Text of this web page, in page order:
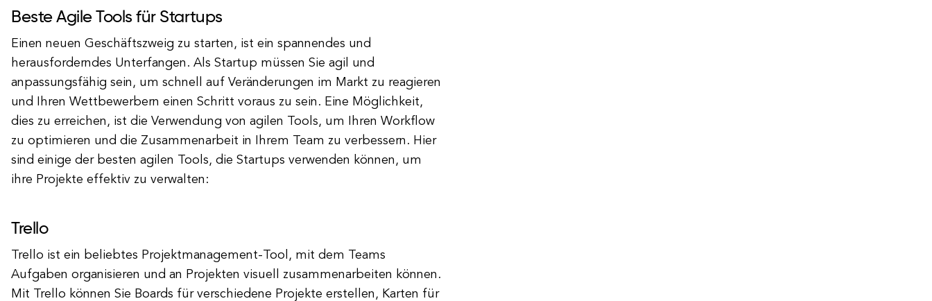
Beste Agile Tools für Startups
Einen neuen Geschäftszweig zu starten, ist ein spannendes und
herausforderndes Unterfangen. Als Startup müssen Sie agil und
anpassungsfähig sein, um schnell auf Veränderungen im Markt zu reagieren
und Ihren Wettbewerbern einen Schritt voraus zu sein. Eine Möglichkeit,
dies zu erreichen, ist die Verwendung von agilen Tools, um Ihren Workflow
zu optimieren und die Zusammenarbeit in Ihrem Team zu verbessern. Hier
sind einige der besten agilen Tools, die Startups verwenden können, um
ihre Projekte effektiv zu verwalten:
Trello
Trello ist ein beliebtes Projektmanagement-Tool, mit dem Teams
Aufgaben organisieren und an Projekten visuell zusammenarbeiten können.
Mit Trello können Sie Boards für verschiedene Projekte erstellen, Karten für